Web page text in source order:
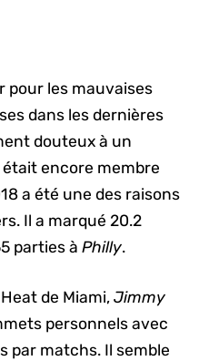
pour les mauvaises
dans les dernières
douteux à un
encore membre
a été une des raisons
Il a marqué 20.2
parties àPhilly.
de Miami,Jimmy
personnels avec
par matchs. Il semble